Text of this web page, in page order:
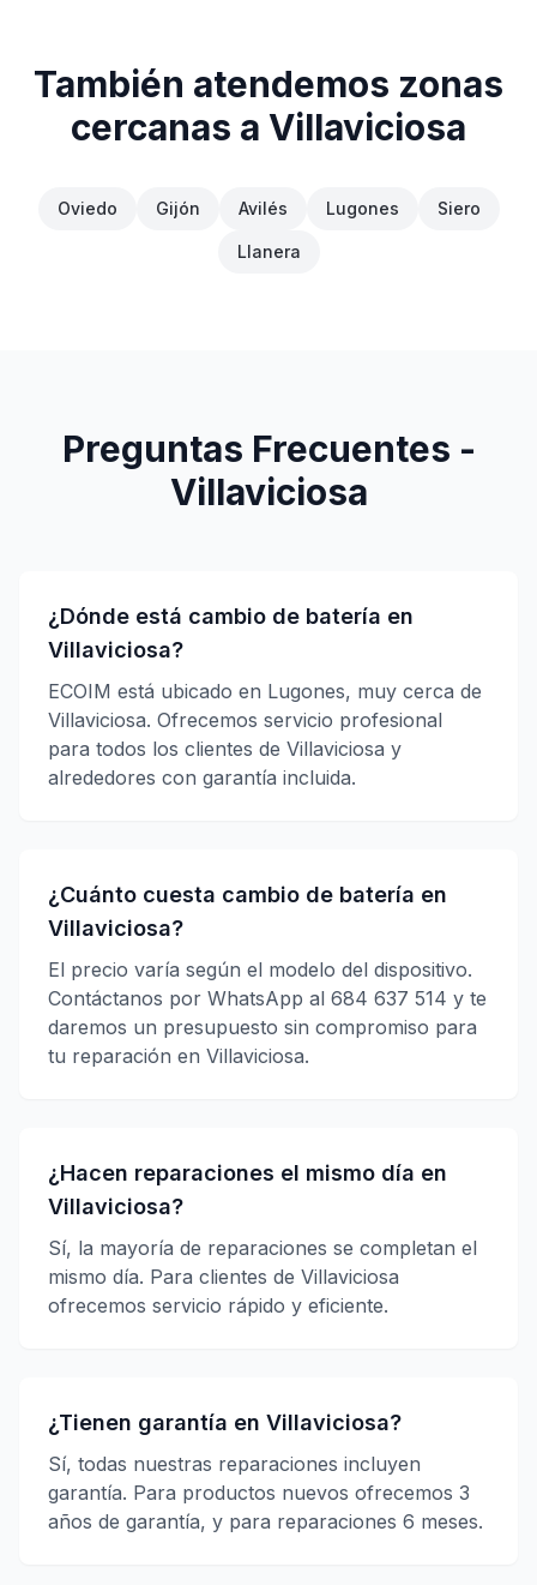
También atendemos zonas
cercanas a Villaviciosa
Oviedo Gijón Avilés Lugones Siero
Llanera
Preguntas Frecuentes -
Villaviciosa
¿Dónde está cambio de batería en
Villaviciosa?
ECOIM está ubicado en Lugones, muy cerca de
Villaviciosa. Ofrecemos servicio profesional
para todos los clientes de Villaviciosa y
alrededores con garantía incluida.
¿Cuánto cuesta cambio de batería en
Villaviciosa?
El precio varía según el modelo del dispositivo.
Contáctanos por WhatsApp al 684 637 514 y te
daremos un presupuesto sin compromiso para
tu reparación en Villaviciosa.
¿Hacen reparaciones el mismo día en
Villaviciosa?
Sí, la mayoría de reparaciones se completan el
mismo día. Para clientes de Villaviciosa
ofrecemos servicio rápido y eficiente.
¿Tienen garantía en Villaviciosa?
Sí, todas nuestras reparaciones incluyen
garantía. Para productos nuevos ofrecemos 3
años de garantía, y para reparaciones 6 meses.